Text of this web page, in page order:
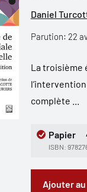
Daniel
Parution: 22
La troisième
complète ...
Papier
ISBN:
Ajouter